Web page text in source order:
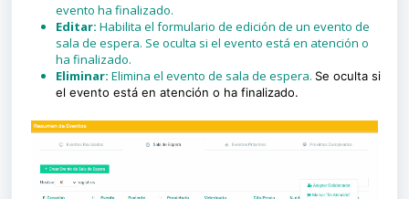
evento ha finalizado.
Editar: Habilita el formulario de edición de un evento de
sala de espera. Se oculta si el evento está en atención o
ha finalizado.
Eliminar: Elimina el evento de sala de espera. Se oculta si
el evento está en atención o ha finalizado.